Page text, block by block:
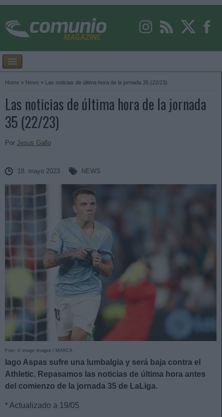
Home » News » Las noticias de última hora de la jornada 35 (22/23)
Las noticias de última hora de la jornada
35 (22/23)
Por Jesus Gallo
18. mayo 2023 NEWS
Foto: © imago images / MARCA
Iago Aspas sufre una lumbalgia y será baja contra el
Athletic. Repasamos las noticias de última hora antes
del comienzo de la jornada 35 de LaLiga.
* Actualizado a 19/05